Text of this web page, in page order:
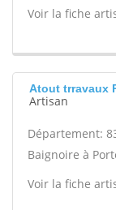
Voir la fiche
Atout trravaux
Artisan
Département:
Baignoire à
Voir la fiche